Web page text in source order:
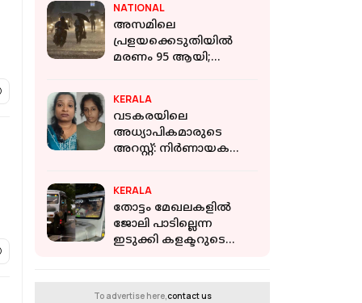
വിമര്‍ശനവുമായി ഫാ.
യൂജിന്‍ പെരേര
NATIONAL
അസമിലെ
പ്രളയക്കെടുതിയില്‍
മരണം 95 ആയി;
KERALA
വടകരയിലെ
അധ്യാപികമാരുടെ
അറസ്റ്റ്: നിർണായക
KERALA
തോട്ടം മേഖലകളിൽ
ജോലി പാടില്ലെന്ന
ഇടുക്കി കളക്ടറുടെ
To advertise here,contact us